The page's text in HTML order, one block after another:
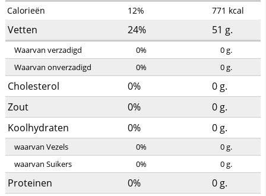
Calorieën 12% 771 kcal
Vetten 24% 51 g.
Waarvan verzadigd 0% 0g.
Waarvan onverzadigd
0% 0g.
Cholesterol 0% 0 g.
Zout
0% 0 g.
Koolhydraten
0% 0 g.
waarvan Vezels 0% 0g.
waarvan Suikers
0% 0g.
Proteinen 0% 0 g.